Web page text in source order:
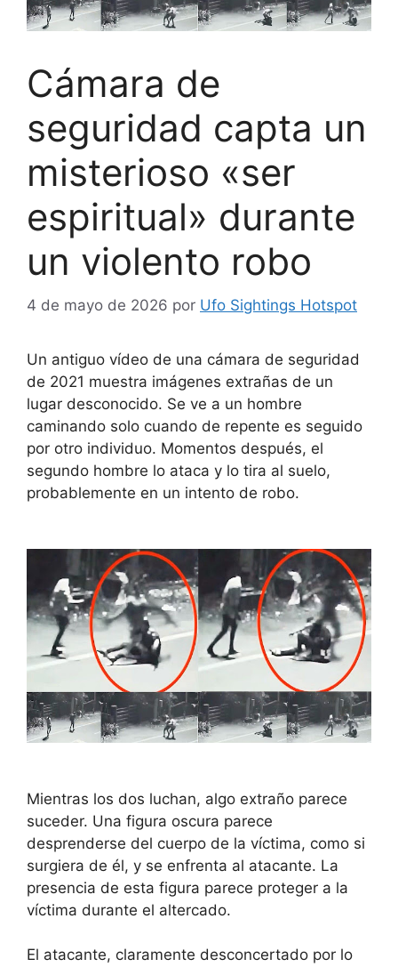
Cámara de
seguridad capta un
misterioso «ser
espiritual» durante
un violento robo
4 de mayo de 2026 por Ufo Sightings Hotspot
Un antiguo vídeo de una cámara de seguridad
de 2021 muestra imágenes extrañas de un
lugar desconocido. Se ve a un hombre
caminando solo cuando de repente es seguido
por otro individuo. Momentos después, el
segundo hombre lo ataca y lo tira al suelo,
probablemente en un intento de robo.
Mientras los dos luchan, algo extraño parece
suceder. Una figura oscura parece
desprenderse del cuerpo de la víctima, como si
surgiera de él, y se enfrenta al atacante. La
presencia de esta figura parece proteger a la
víctima durante el altercado.
El atacante, claramente desconcertado por lo